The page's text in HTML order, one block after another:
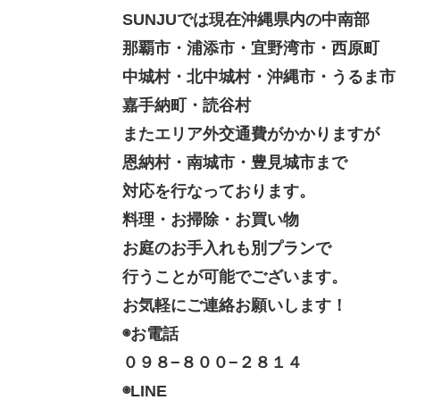
SUNJUでは現在沖縄県内の中南部
那覇市・浦添市・宜野湾市・西原町
中城村・北中城村・沖縄市・うるま市
嘉手納町・読谷村
またエリア外交通費がかかりますが
恩納村・南城市・豊見城市まで
対応を行なっております。
料理・お掃除・お買い物
お庭のお手入れも別プランで
行うことが可能でございます。
お気軽にご連絡お願いします！
◉お電話
０９８−８００−２８１４
◉LINE